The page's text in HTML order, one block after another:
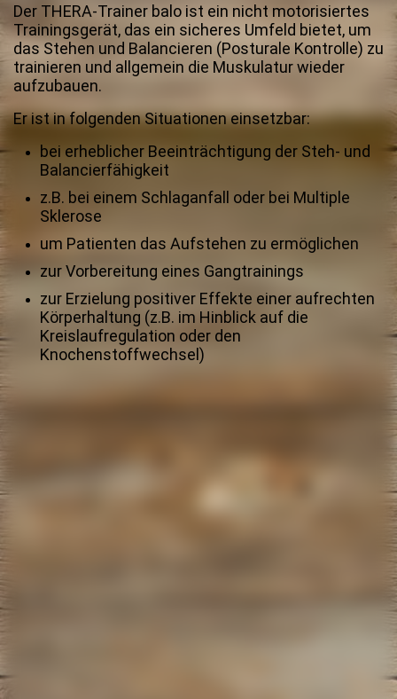
Der THERA-Trainer balo ist ein nicht motorisiertes
Trainingsgerät, das ein sicheres Umfeld bietet, um
das Stehen und Balancieren (Posturale Kontrolle) zu
trainieren und allgemein die Muskulatur wieder
aufzubauen.
Er ist in folgenden Situationen einsetzbar:
bei erheblicher Beeinträchtigung der Steh- und
Balancierfähigkeit
z.B. bei einem Schlaganfall oder bei Multiple
Sklerose
um Patienten das Aufstehen zu ermöglichen
zur Vorbereitung eines Gangtrainings
zur Erzielung positiver Effekte einer aufrechten
Körperhaltung (z.B. im Hinblick auf die
Kreislaufregulation oder den
Knochenstoffwechsel)